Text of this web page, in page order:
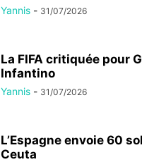
Yannis - 31/07/2026
La FIFA critiquée pour
Infantino
Yannis - 31/07/2026
L’Espagne envoie 60
Ceuta